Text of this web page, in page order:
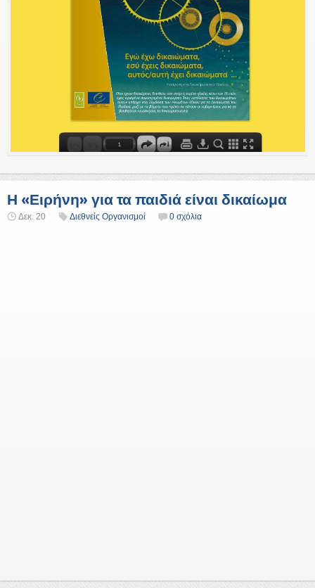
Η «Ειρήνη» για τα παιδιά είναι δικαίωμα
Δεκ. 20 Διεθνείς Οργανισμοί 0 σχόλια